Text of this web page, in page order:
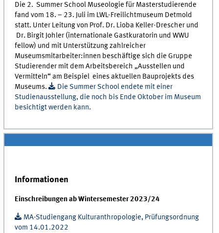
Die 2. Summer School Museologie für Masterstudierende
fand vom 18. – 23. Juli im LWL-Freilichtmuseum Detmold
statt. Unter Leitung von Prof. Dr. Lioba Keller-Drescher und
Dr. Birgit Johler (internationale Gastkuratorin und WWU
fellow) und mit Unterstützung zahlreicher
Museumsmitarbeiter:innen beschäftige sich die Gruppe
Studierender mit dem Arbeitsbereich „Ausstellen und
Vermitteln“ am Beispiel eines aktuellen Bauprojekts des
Museums.
Die Summer School endete mit einer
Studienausstellung, die noch bis Ende Oktober im Museum
besichtigt werden kann.
Informationen
Einschreibungen ab Wintersemester 2023/24
MA-Studiengang Kulturanthropologie, Prüfungsordnung
vom 14.01.2022